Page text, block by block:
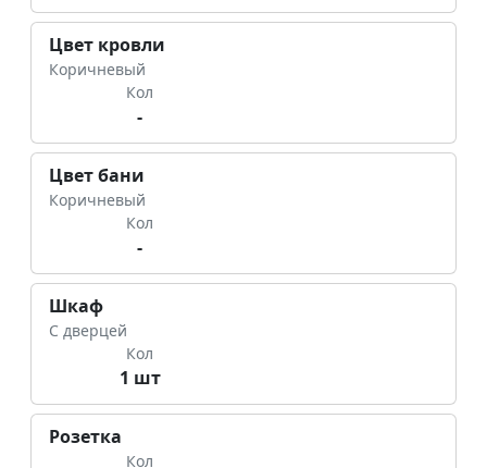
Цвет кровли
Коричневый
Кол
-
Цвет бани
Коричневый
Кол
-
Шкаф
С дверцей
Кол
1 шт
Розетка
Кол